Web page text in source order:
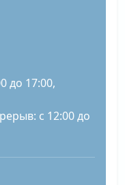
до 17:00,
с 12:00 до